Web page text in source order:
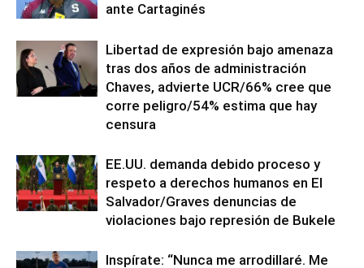
ante Cartaginés
Libertad de expresión bajo amenaza
tras dos años de administración
Chaves, advierte UCR/66% cree que
corre peligro/54% estima que hay
censura
EE.UU. demanda debido proceso y
respeto a derechos humanos en El
Salvador/Graves denuncias de
violaciones bajo represión de Bukele
Inspírate: “Nunca me arrodillaré. Me